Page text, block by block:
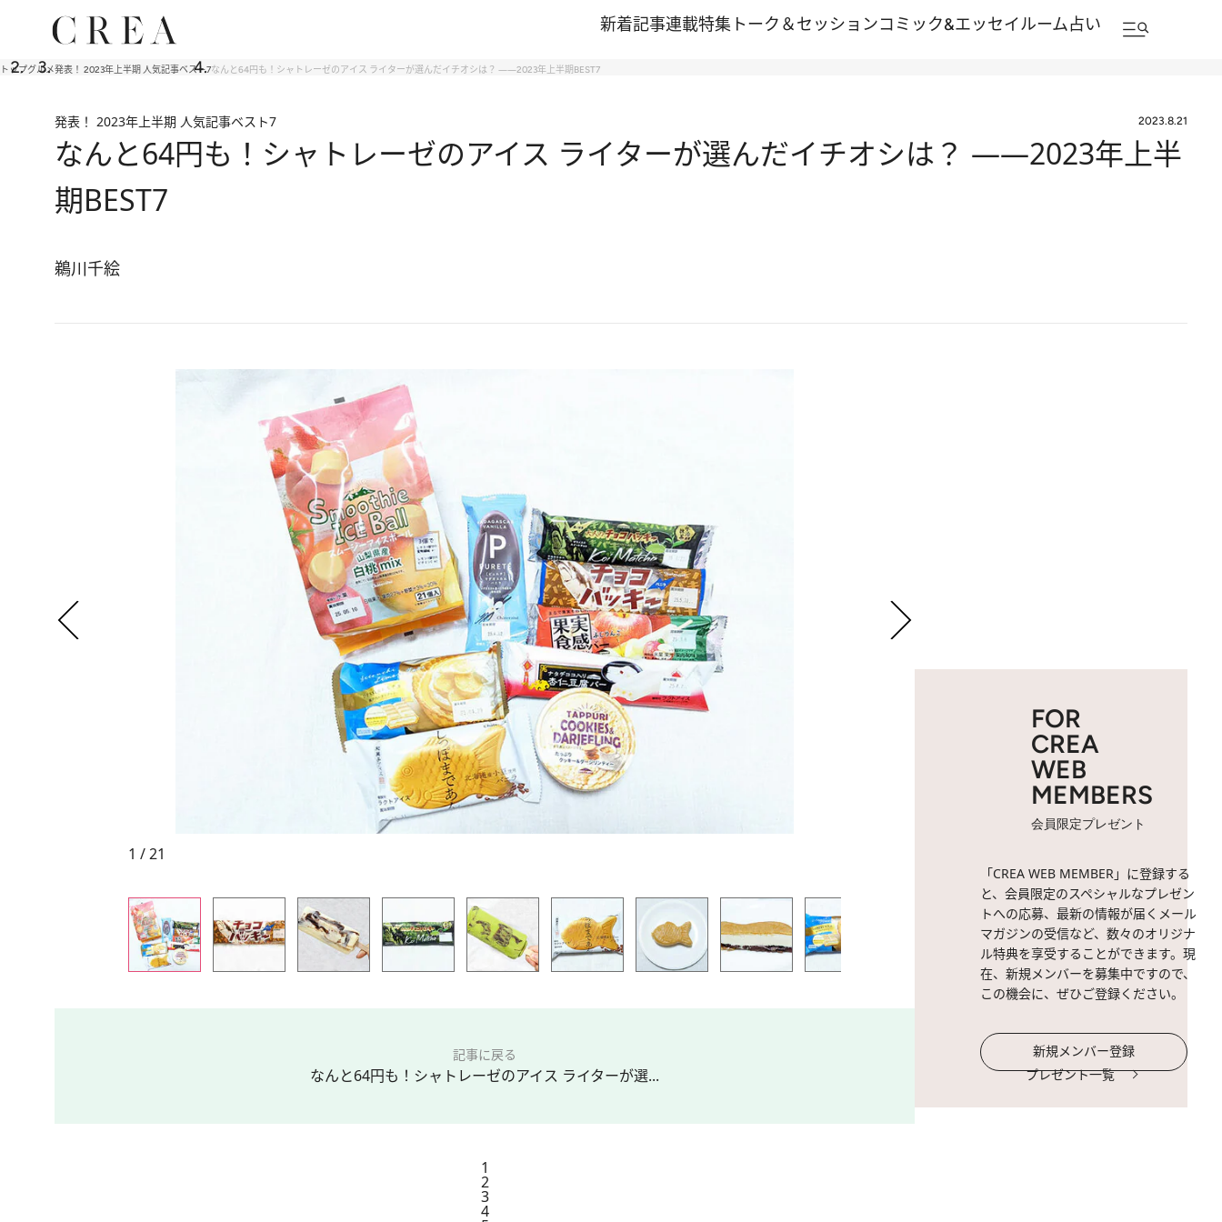
新着記事連載特集 トーク＆セッションコミック&エッセイルーム占い
トップグルメ発表！ 2023年上半期 人気記事ベスト7なんと64円も！シャトレーゼのアイス ライターが選んだイチオシは？ ――2023年上半期BEST7
発表！ 2023年上半期 人気記事ベスト7 2023.8.21
なんと64円も！シャトレーゼのアイス ライターが選んだイチオシは？ ――2023年上半
期BEST7
鵜川千絵
1 / 21
記事に戻る
なんと64円も！シャトレーゼのアイス ライターが選...
1
2
3
4
FOR
CREA
WEB
MEMBERS
会員限定プレゼント
「CREA WEB MEMBER」に登録する
と、会員限定のスペシャルなプレゼン
トへの応募、最新の情報が届くメール
マガジンの受信など、数々のオリジナ
ル特典を享受することができます。現
在、新規メンバーを募集中ですので、
この機会に、ぜひご登録ください。
新規メンバー登録
プレゼント一覧